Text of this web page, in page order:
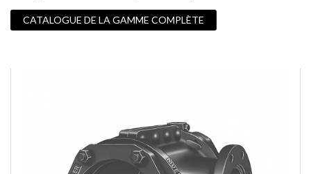
CATALOGUE DE LA GAMME COMPLÈTE